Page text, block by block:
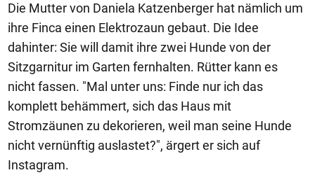
Die Mutter von Daniela Katzenberger hat nämlich um
ihre Finca einen Elektrozaun gebaut. Die Idee
dahinter: Sie will damit ihre zwei Hunde von der
Sitzgarnitur im Garten fernhalten. Rütter kann es
nicht fassen. "Mal unter uns: Finde nur ich das
komplett behämmert, sich das Haus mit
Stromzäunen zu dekorieren, weil man seine Hunde
nicht vernünftig auslastet?", ärgert er sich auf
Instagram.